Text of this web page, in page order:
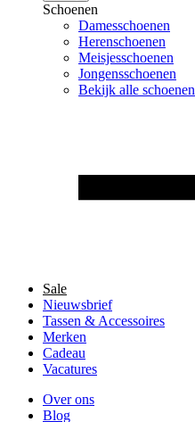
Schoenen
Damesschoenen
Herenschoenen
Meisjesschoenen
Jongensschoenen
Bekijk alle schoenen
Sale
Nieuwsbrief
Tassen & Accessoires
Merken
Cadeau
Vacatures
Over ons
Blog